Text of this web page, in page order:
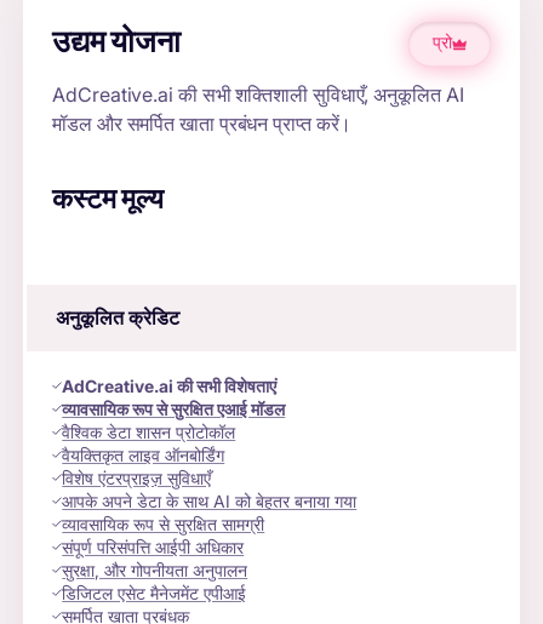
उद्यम योजना प्रो
AdCreative.ai की सभी शक्तिशाली सुविधाएँ, अनुकूलित AI
मॉडल और समर्पित खाता प्रबंधन प्राप्त करें।
कस्टम मूल्य
अनुकूलित क्रेडिट
AdCreative.ai की सभी विशेषताएं
व्यावसायिक रूप से सुरक्षित एआई मॉडल
वैश्विक डेटा शासन प्रोटोकॉल
वैयक्तिकृत लाइव ऑनबोर्डिंग
विशेष एंटरप्राइज़ सुविधाएँ
आपके अपने डेटा के साथ AI को बेहतर बनाया गया
व्यावसायिक रूप से सुरक्षित सामग्री
संपूर्ण परिसंपत्ति आईपी अधिकार
सुरक्षा, और गोपनीयता अनुपालन
डिजिटल एसेट मैनेजमेंट एपीआई
समर्पित खाता प्रबंधक